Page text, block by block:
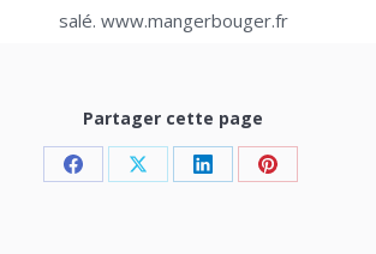
salé. www.mangerbouger.fr
Partager cette page
Share Share Share Share